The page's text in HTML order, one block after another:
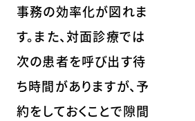
事務の効率化が図れま
す。また、対面診療では
次の患者を呼び出す待
ち時間がありますが、予
約をしておくことで隙間